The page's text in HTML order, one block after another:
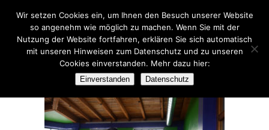
DSC04071
Wir setzen Cookies ein, um Ihnen den Besuch unserer Website
so angenehm wie möglich zu machen. Wenn Sie mit der
Nutzung der Website fortfahren, erklären Sie sich automatisch
mit unseren Hinweisen zum Datenschutz und zu unseren
Cookies einverstanden. Mehr dazu hier:
Einverstanden Datenschutz